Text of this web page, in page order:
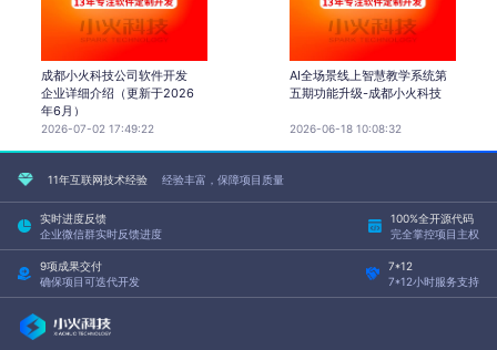
成都小火科技公司软件开发
企业详细介绍（更新于2026
年6月）
2026-07-02 17:49:22
AI全场景线上智慧教学系统第
五期功能升级-成都小火科技
2026-06-18 10:08:32
11年互联网技术经验 经验丰富，保障项目质量
实时进度反馈
企业微信群实时反馈进度
100%全开源代码
完全掌控项目主权
9项成果交付
确保项目可迭代开发
7*12
7*12小时服务支持